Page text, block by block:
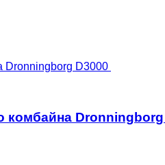
комбайна Dronningborg